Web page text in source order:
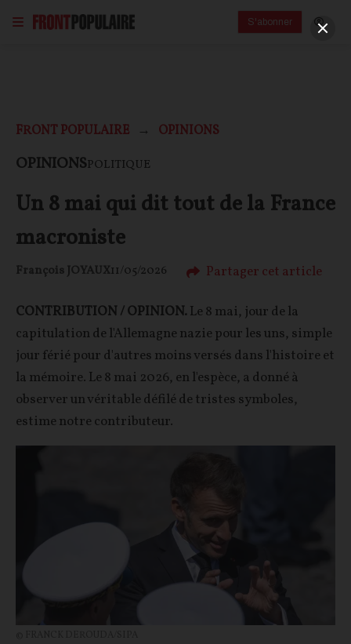
S'abonner
FRONT POPULAIRE OPINIONS
OPINIONSPOLITIQUE
Un 8 mai qui dit tout de la France
macroniste
François JOYAUX11/05/2026 Partager cet article
CONTRIBUTION / OPINION.Le 8 mai, jour de la
capitulation de l'Allemagne nazie pour les uns, simple
jour férié pour d'autres moins versés dans l'histoire et
la mémoire. Le 8 mai 2026, en l'espèce, a donné à
observer un véritable défilé de tristes symboles,
estime notre contributeur.